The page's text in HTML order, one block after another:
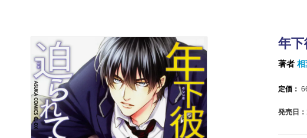
年
著者
定価：
発売日：